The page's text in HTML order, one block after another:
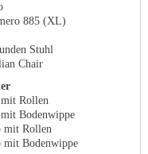
885 (XL)
Stuhl
Chair
Rollen
Bodenwippe
mit Rollen
mit Bodenwippe